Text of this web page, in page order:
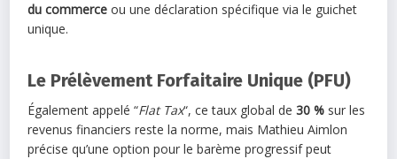
du commerce ou une déclaration spécifique via le guichet
unique.
Le Prélèvement Forfaitaire Unique (PFU)
Également appelé “Flat Tax“, ce taux global de30 % sur les
revenus financiers reste la norme, mais Mathieu Aimlon
précise qu’une option pour le barème progressif peut